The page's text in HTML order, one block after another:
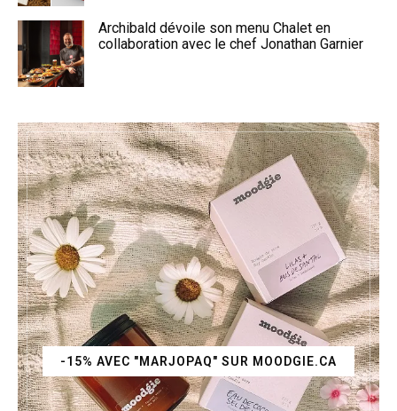
Archibald dévoile son menu Chalet en
collaboration avec le chef Jonathan Garnier
-15% AVEC "MARJOPAQ" SUR MOODGIE.CA